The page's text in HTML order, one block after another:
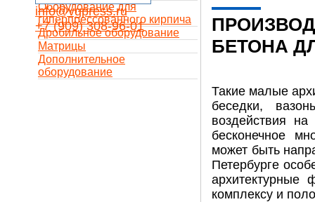
info@vgpress.ru
+7 (909) 308-96-01
Оборудование для
гиперпрессованного кирпича
Дробильное оборудование
Матрицы
Дополнительное
оборудование
БЕТОНА
Такие малые
беседки,
воздействия
бесконечное
может быть
Петербурге
архитектурные
комплексу и